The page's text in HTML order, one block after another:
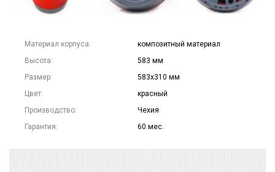
Материал корпуса:
композитный материал
Высота:
583 мм
Размер:
583х310 мм
Цвет:
красный
Производство:
Чехия
Гарантия:
60 мес.